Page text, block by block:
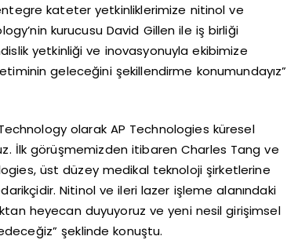
kateter yetkinliklerimize nitinol ve
kurucusu David Gillen ile iş birliği
yetkinliği ve inovasyonuyla ekibimize
geleceğini şekillendirme konumundayız”
olarak AP Technologies küresel
İlk görüşmemizden itibaren Charles Tang ve
üst düzey medikal teknoloji şirketlerine
Nitinol ve ileri lazer işleme alanındaki
heyecan duyuyoruz ve yeni nesil girişimsel
şeklinde konuştu.